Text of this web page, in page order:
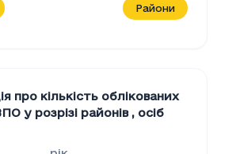
Райони
про кількість облікованих
у розрізі районів , осіб